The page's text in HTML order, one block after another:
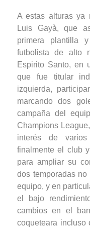
A estas alturas ya
Luis Gayà, que
primera plantilla
futbolista de alto
Espirito Santo, en
que fue titular
izquierda,
marcando dos
campaña del
Champions
interés de
finalmente el club
para ampliar su
dos temporadas no
equipo, y en
el bajo
cambios en el
coqueteara incluso